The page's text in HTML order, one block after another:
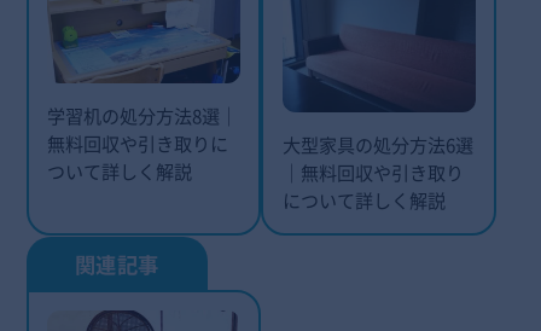
学習机の処分方法8選｜
無料回収や引き取りに
ついて詳しく解説
大型家具の処分方法6選
｜無料回収や引き取り
について詳しく解説